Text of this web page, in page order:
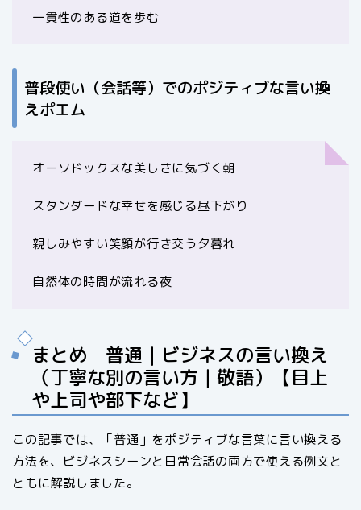
一貫性のある道を歩む
普段使い（会話等）でのポジティブな言い換
えポエム
オーソドックスな美しさに気づく朝
スタンダードな幸せを感じる昼下がり
親しみやすい笑顔が行き交う夕暮れ
自然体の時間が流れる夜
まとめ 普通｜ビジネスの言い換え
（丁寧な別の言い方｜敬語）【目上
や上司や部下など】
この記事では、「普通」をポジティブな言葉に言い換える
方法を、ビジネスシーンと日常会話の両方で使える例文と
ともに解説しました。